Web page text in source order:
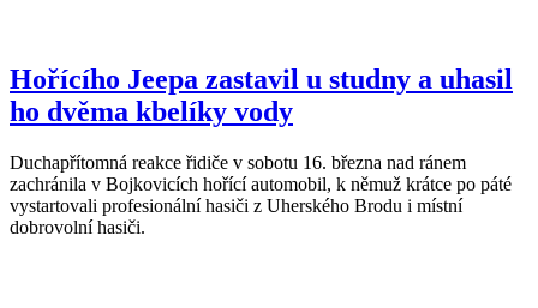
Hořícího Jeepa zastavil u studny a uhasil
ho dvěma kbelíky vody
Duchapřítomná reakce řidiče v sobotu 16. března nad ránem
zachránila v Bojkovicích hořící automobil, k němuž krátce po páté
vystartovali profesionální hasiči z Uherského Brodu i místní
dobrovolní hasiči.